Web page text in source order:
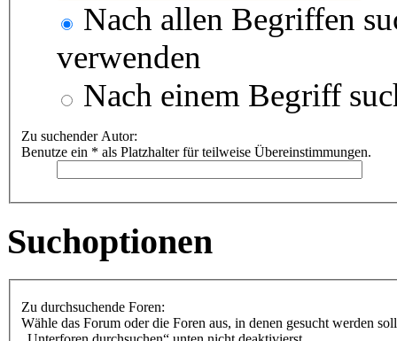
Nach allen Begriffen
verwenden
Nach einem Begriff
Zu suchender Autor:
Benutze ein * als Platzhalter für teilweise Übereinstimmungen.
Suchoptionen
Zu durchsuchende Foren:
Wähle das Forum oder die Foren aus, in denen gesucht werden